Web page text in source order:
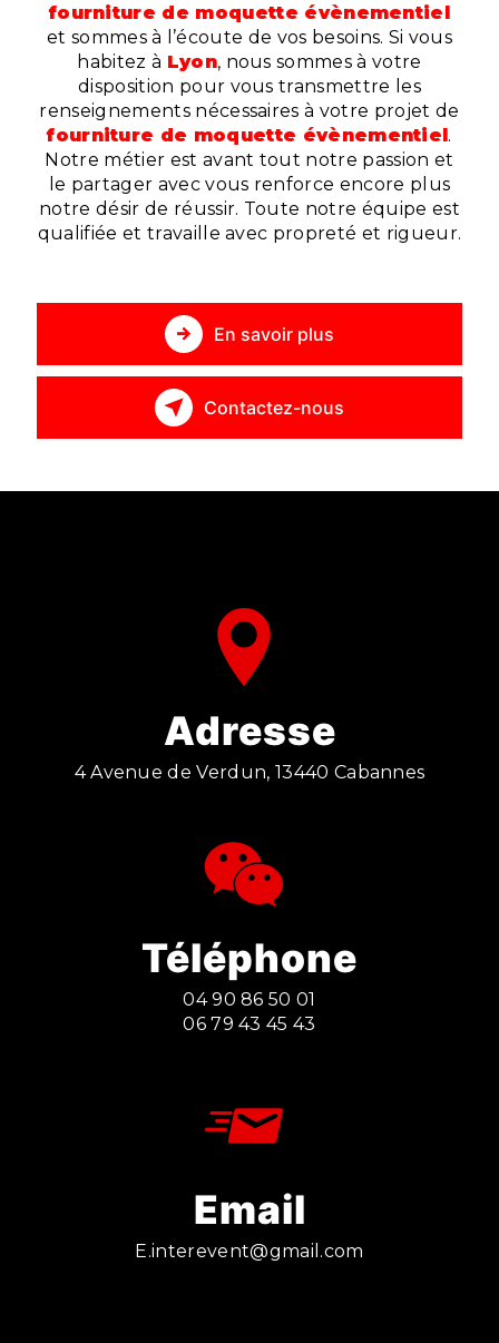
fourniture de moquette évènementiel
et sommes à l’écoute de vos besoins. Si vous
habitez à Lyon, nous sommes à votre
disposition pour vous transmettre les
renseignements nécessaires à votre projet de
fourniture de moquette évènementiel.
Notre métier est avant tout notre passion et
le partager avec vous renforce encore plus
notre désir de réussir. Toute notre équipe est
qualifiée et travaille avec propreté et rigueur.
En savoir plus
Contactez-nous
Adresse
4 Avenue de Verdun, 13440 Cabannes
Téléphone
04 90 86 50 01
06 79 43 45 43
Email
e.interevent@gmail.com